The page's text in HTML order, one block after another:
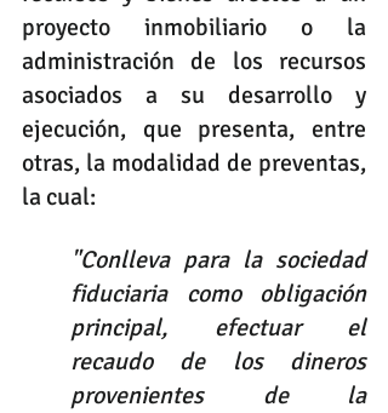
proyecto inmobiliario o la
administración de los recursos
asociados a su desarrollo y
ejecución, que presenta, entre
otras, la modalidad de preventas,
la cual:
"Conlleva para la sociedad
fiduciaria como obligación
principal, efectuar el
recaudo de los dineros
provenientes de la